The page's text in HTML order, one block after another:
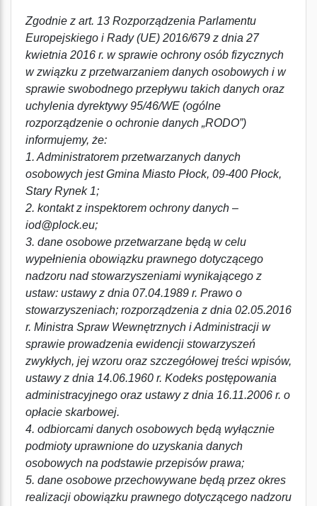
Zgodnie z art. 13 Rozporządzenia Parlamentu
Europejskiego i Rady (UE) 2016/679 z dnia 27
kwietnia 2016 r. w sprawie ochrony osób fizycznych
w związku z przetwarzaniem danych osobowych i w
sprawie swobodnego przepływu takich danych oraz
uchylenia dyrektywy 95/46/WE (ogólne
rozporządzenie o ochronie danych „RODO”)
informujemy, że:
1. Administratorem przetwarzanych danych
osobowych jest Gmina Miasto Płock, 09-400 Płock,
Stary Rynek 1;
2. kontakt z inspektorem ochrony danych –
iod@plock.eu;
3. dane osobowe przetwarzane będą w celu
wypełnienia obowiązku prawnego dotyczącego
nadzoru nad stowarzyszeniami wynikającego z
ustaw: ustawy z dnia 07.04.1989 r. Prawo o
stowarzyszeniach; rozporządzenia z dnia 02.05.2016
r. Ministra Spraw Wewnętrznych i Administracji w
sprawie prowadzenia ewidencji stowarzyszeń
zwykłych, jej wzoru oraz szczegółowej treści wpisów,
ustawy z dnia 14.06.1960 r. Kodeks postępowania
administracyjnego oraz ustawy z dnia 16.11.2006 r. o
opłacie skarbowej.
4. odbiorcami danych osobowych będą wyłącznie
podmioty uprawnione do uzyskania danych
osobowych na podstawie przepisów prawa;
5. dane osobowe przechowywane będą przez okres
realizacji obowiązku prawnego dotyczącego nadzoru